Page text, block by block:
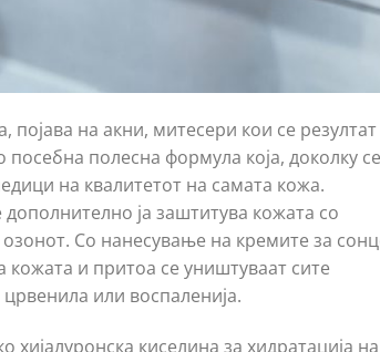
на акни, митесери кои се резултат
полесна формула која, доколку се
на квалитетот на самата кожа.
ја заштитува кожата со
Со нанесување на кремите за
кожата и притоа се уништуваат сите
или воспаленија.
хијалуронска киселина за хидратација на